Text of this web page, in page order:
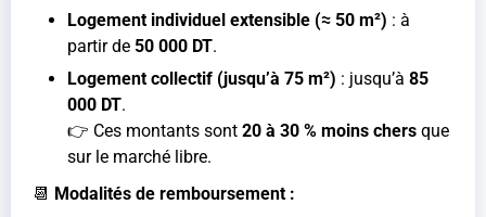
Logement individuel extensible (≈ 50 m²) : à
partir de 50 000 DT.
Logement collectif (jusqu’à 75 m²) : jusqu’à 85
000 DT.
👉 Ces montants sont 20 à 30 % moins chers que
sur le marché libre.
📆 Modalités de remboursement :